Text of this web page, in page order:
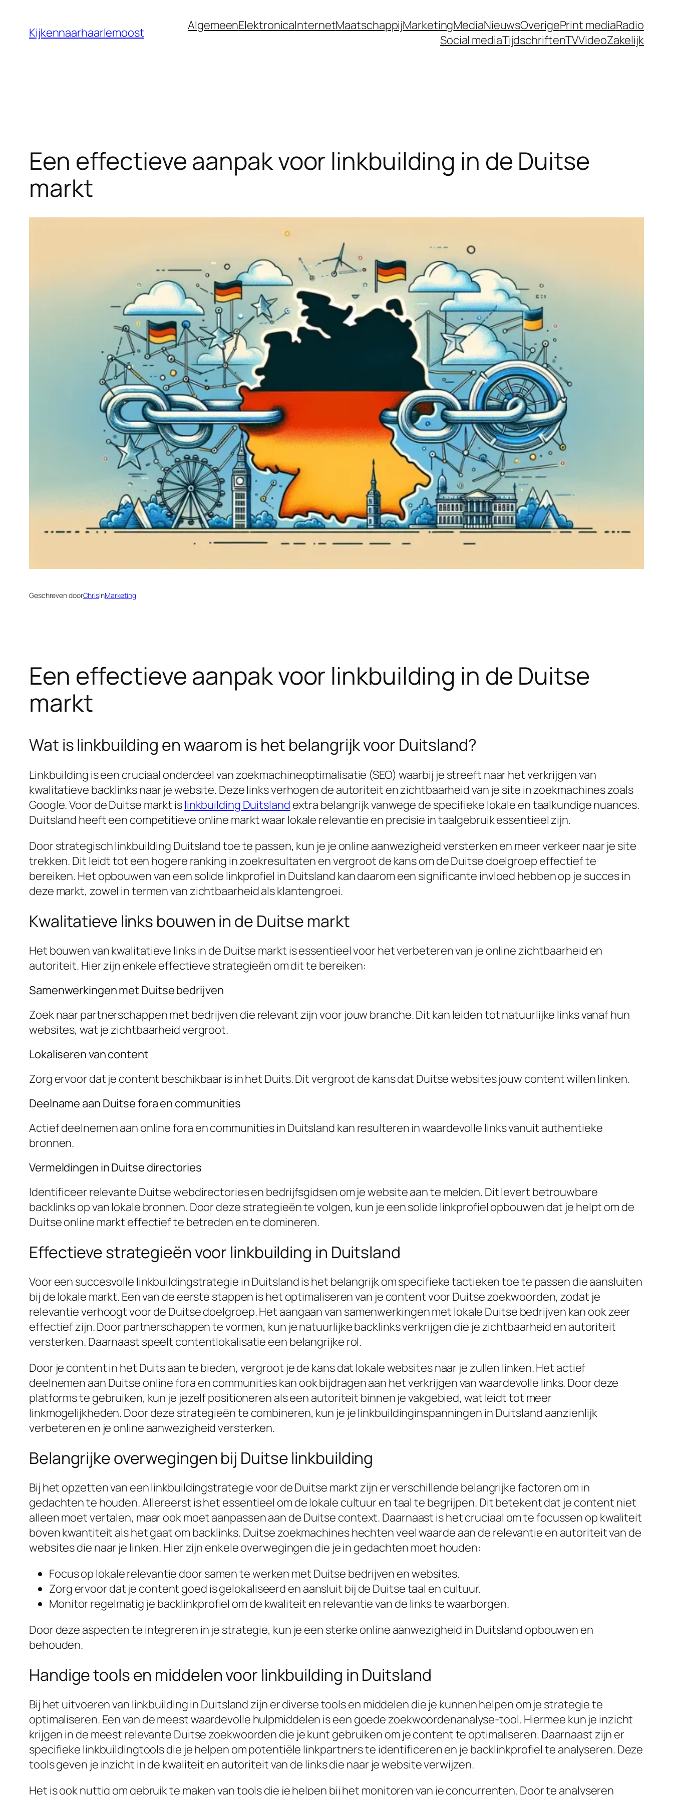
Kijkennaarhaarlemoost AlgemeenElektronicaInternetMaatschappijMarketingMediaNieuwsOverigePrint mediaRadio
Social mediaTijdschriftenTVVideoZakelijk
Een effectieve aanpak voor linkbuilding in de Duitse
markt
Geschreven doorChrisinMarketing
Een effectieve aanpak voor linkbuilding in de Duitse
markt
Wat is linkbuilding en waarom is het belangrijk voor Duitsland?
Linkbuilding is een cruciaal onderdeel van zoekmachineoptimalisatie (SEO) waarbij je streeft naar het verkrijgen van
kwalitatieve backlinks naar je website. Deze links verhogen de autoriteit en zichtbaarheid van je site in zoekmachines zoals
Google. Voor de Duitse markt islinkbuilding Duitsland extra belangrijk vanwege de specifieke lokale en taalkundige nuances.
Duitsland heeft een competitieve online markt waar lokale relevantie en precisie in taalgebruik essentieel zijn.
Door strategisch linkbuilding Duitsland toe te passen, kun je je online aanwezigheid versterken en meer verkeer naar je site
trekken. Dit leidt tot een hogere ranking in zoekresultaten en vergroot de kans om de Duitse doelgroep effectief te
bereiken. Het opbouwen van een solide linkprofiel in Duitsland kan daarom een significante invloed hebben op je succes in
deze markt, zowel in termen van zichtbaarheid als klantengroei.
Kwalitatieve links bouwen in de Duitse markt
Het bouwen van kwalitatieve links in de Duitse markt is essentieel voor het verbeteren van je online zichtbaarheid en
autoriteit. Hier zijn enkele effectieve strategieën om dit te bereiken:
Samenwerkingen met Duitse bedrijven
Zoek naar partnerschappen met bedrijven die relevant zijn voor jouw branche. Dit kan leiden tot natuurlijke links vanaf hun
websites, wat je zichtbaarheid vergroot.
Lokaliseren van content
Zorg ervoor dat je content beschikbaar is in het Duits. Dit vergroot de kans dat Duitse websites jouw content willen linken.
Deelname aan Duitse fora en communities
Actief deelnemen aan online fora en communities in Duitsland kan resulteren in waardevolle links vanuit authentieke
bronnen.
Vermeldingen in Duitse directories
Identificeer relevante Duitse webdirectories en bedrijfsgidsen om je website aan te melden. Dit levert betrouwbare
backlinks op van lokale bronnen. Door deze strategieën te volgen, kun je een solide linkprofiel opbouwen dat je helpt om de
Duitse online markt effectief te betreden en te domineren.
Effectieve strategieën voor linkbuilding in Duitsland
Voor een succesvolle linkbuildingstrategie in Duitsland is het belangrijk om specifieke tactieken toe te passen die aansluiten
bij de lokale markt. Een van de eerste stappen is het optimaliseren van je content voor Duitse zoekwoorden, zodat je
relevantie verhoogt voor de Duitse doelgroep. Het aangaan van samenwerkingen met lokale Duitse bedrijven kan ook zeer
effectief zijn. Door partnerschappen te vormen, kun je natuurlijke backlinks verkrijgen die je zichtbaarheid en autoriteit
versterken. Daarnaast speelt contentlokalisatie een belangrijke rol.
Door je content in het Duits aan te bieden, vergroot je de kans dat lokale websites naar je zullen linken. Het actief
deelnemen aan Duitse online fora en communities kan ook bijdragen aan het verkrijgen van waardevolle links. Door deze
platforms te gebruiken, kun je jezelf positioneren als een autoriteit binnen je vakgebied, wat leidt tot meer
linkmogelijkheden. Door deze strategieën te combineren, kun je je linkbuildinginspanningen in Duitsland aanzienlijk
verbeteren en je online aanwezigheid versterken.
Belangrijke overwegingen bij Duitse linkbuilding
Bij het opzetten van een linkbuildingstrategie voor de Duitse markt zijn er verschillende belangrijke factoren om in
gedachten te houden. Allereerst is het essentieel om de lokale cultuur en taal te begrijpen. Dit betekent dat je content niet
alleen moet vertalen, maar ook moet aanpassen aan de Duitse context. Daarnaast is het cruciaal om te focussen op kwaliteit
boven kwantiteit als het gaat om backlinks. Duitse zoekmachines hechten veel waarde aan de relevantie en autoriteit van de
websites die naar je linken. Hier zijn enkele overwegingen die je in gedachten moet houden:
Focus op lokale relevantie door samen te werken met Duitse bedrijven en websites.
Zorg ervoor dat je content goed is gelokaliseerd en aansluit bij de Duitse taal en cultuur.
Monitor regelmatig je backlinkprofiel om de kwaliteit en relevantie van de links te waarborgen.
Door deze aspecten te integreren in je strategie, kun je een sterke online aanwezigheid in Duitsland opbouwen en
behouden.
Handige tools en middelen voor linkbuilding in Duitsland
Bij het uitvoeren van linkbuilding in Duitsland zijn er diverse tools en middelen die je kunnen helpen om je strategie te
optimaliseren. Een van de meest waardevolle hulpmiddelen is een goede zoekwoordenanalyse-tool. Hiermee kun je inzicht
krijgen in de meest relevante Duitse zoekwoorden die je kunt gebruiken om je content te optimaliseren. Daarnaast zijn er
specifieke linkbuildingtools die je helpen om potentiële linkpartners te identificeren en je backlinkprofiel te analyseren. Deze
tools geven je inzicht in de kwaliteit en autoriteit van de links die naar je website verwijzen.
Het is ook nuttig om gebruik te maken van tools die je helpen bij het monitoren van je concurrenten. Door te analyseren